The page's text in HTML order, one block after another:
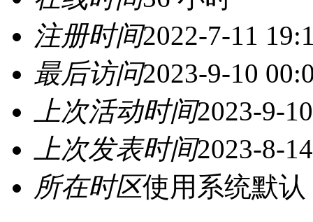
注册时间2022-7-11
最后访问2023-9-10
上次活动时间2023-9-
上次发表时间2023-8-
所在时区使用系统默认